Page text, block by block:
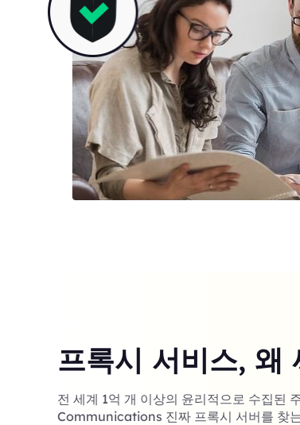
프록시 서비스, 왜
전 세계 1억 개 이상의 윤리적으로 수집된
Communications 진짜 프록시 서버를 찾